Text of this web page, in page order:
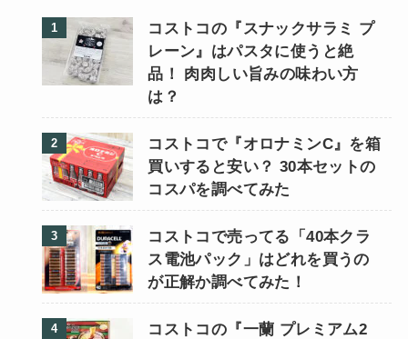
コストコの『スナックサラミ プ
レーン』はパスタに使うと絶
品！ 肉肉しい旨みの味わい方
は？
コストコで『オロナミンC』を箱
買いすると安い？ 30本セットの
コスパを調べてみた
コストコで売ってる「40本クラ
ス電池パック」はどれを買うの
が正解か調べてみた！
コストコの『一蘭 プレミアム2